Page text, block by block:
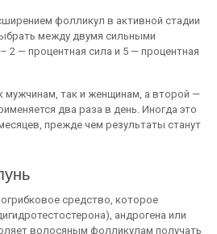
фолликул в активной стадии
между двумя сильными
2 — процентная сила и 5 — процентная
мужчинам, так и женщинам, а второй —
два раза в день. Иногда это
прежде чем результаты станут
средство, которое
андрогена или
волосяным фолликулам получать